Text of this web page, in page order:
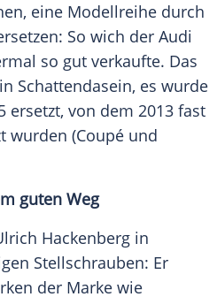
eine Modellreihe durch
So wich der Audi
so gut verkaufte. Das
Schattendasein, es wurde
ersetzt, von dem 2013 fast
wurden (Coupé und
guten Weg
Hackenberg in
Stellschrauben: Er
der Marke wie